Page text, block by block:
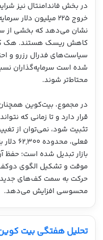
در بخش فاندامنتال نیز
نشان می‌دهد که بخشی از
کاهش ریسک هستند. هک کیف
سیاست‌های فدرال رزرو و
شده است سرمایه‌گذاران
محتاط‌تر شوند.
در مجموع، بیت‌کوین
تثبیت شود، نمی‌توان از
فعلی،
بازار تبدیل شده است؛ حفظ
موقت و تشکیل الگوی
حرکت به سمت کف‌های جدید
محسوسی افزایش می‌دهد.
تحلیل هفتگی بیت